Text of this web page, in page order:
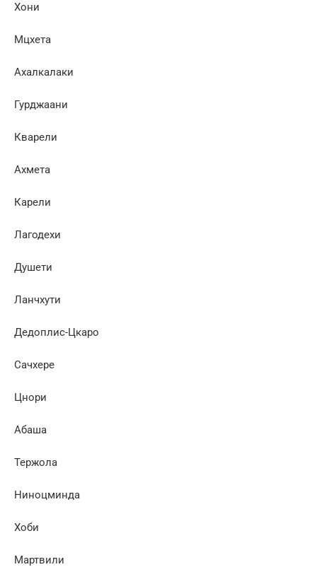
Хони
Мцхета
Ахалкалаки
Гурджаани
Кварели
Ахмета
Карели
Лагодехи
Душети
Ланчхути
Дедоплис-Цкаро
Сачхере
Цнори
Абаша
Тержола
Ниноцминда
Хоби
Мартвили